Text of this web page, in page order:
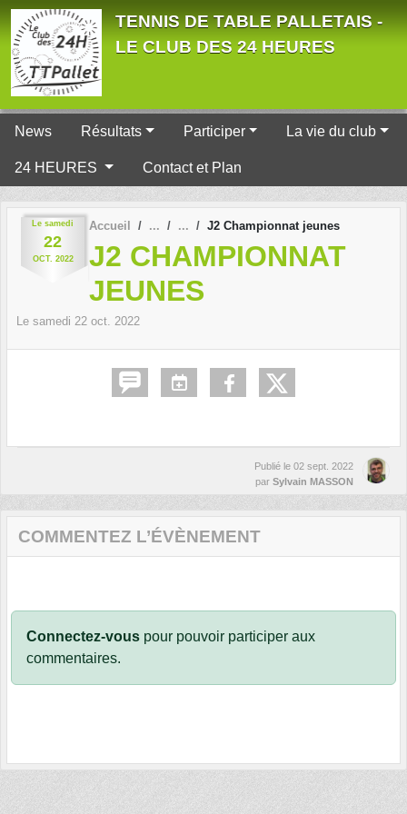
TENNIS DE TABLE PALLETAIS -
LE CLUB DES 24 HEURES
News Résultats Participer La vie du club
24 HEURES Contact et Plan
Le samedi
22
OCT. 2022
Accueil J2 Championnat jeunes
J2 CHAMPIONNAT
JEUNES
Le samedi 22 oct. 2022
Publié le 02 sept. 2022
par Sylvain MASSON
COMMENTEZ L’ÉVÈNEMENT
Connectez-vous pour pouvoir participer aux
commentaires.
Panneau de gestion des cookies